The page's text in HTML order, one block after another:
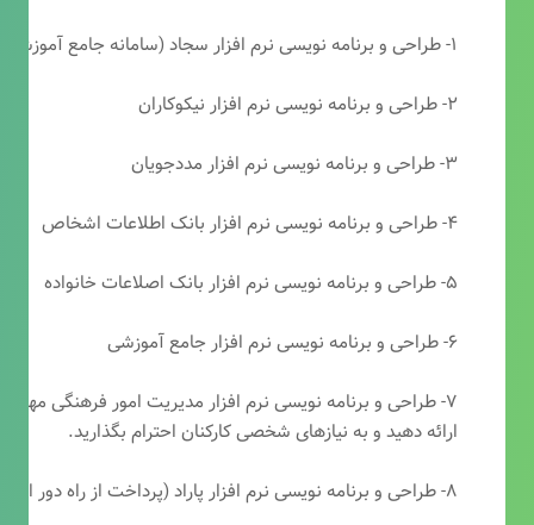
۱- طراحی و برنامه نویسی نرم افزار سجاد (سامانه جامع آموزشی دارالقرآن)
۲- طراحی و برنامه نویسی نرم افزار نیکوکاران
۳- طراحی و برنامه نویسی نرم افزار مددجویان
۴- طراحی و برنامه نویسی نرم افزار بانک اطلاعات اشخاص
۵- طراحی و برنامه نویسی نرم افزار بانک اصلاعات خانواده
۶- طراحی و برنامه نویسی نرم افزار جامع آموزشی
۷- طراحی و برنامه نویسی نرم افزار مدیریت امور فرهنگی
ارائه دهید و به نیازهای شخصی کارکنان احترام بگذارید.
۸- طراحی و برنامه نویسی نرم افزار پاراد (پرداخت از راه دور انجمن مددکاری امام زمان(عج))